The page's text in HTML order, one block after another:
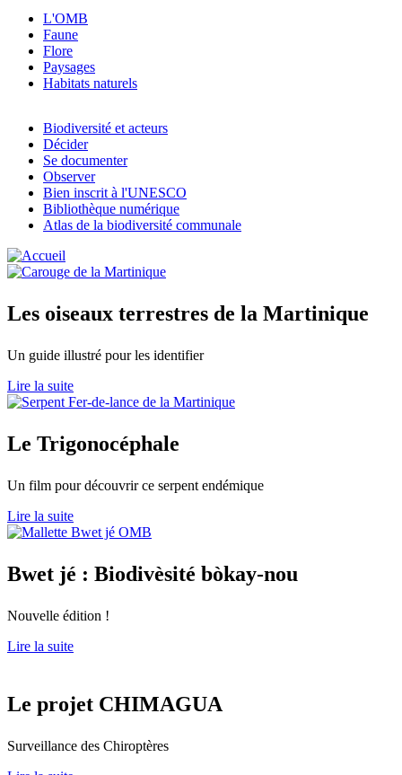
L'OMB
Faune
Flore
Paysages
Habitats naturels
Biodiversité et acteurs
Décider
Se documenter
Observer
Bien inscrit à l'UNESCO
Bibliothèque numérique
Atlas de la biodiversité communale
Les oiseaux terrestres de la Martinique
Un guide illustré pour les identifier
Lire la suite
Le Trigonocéphale
Un film pour découvrir ce serpent endémique
Lire la suite
Bwet jé : Biodivèsité bòkay-nou
Nouvelle édition !
Lire la suite
Le projet CHIMAGUA
Surveillance des Chiroptères